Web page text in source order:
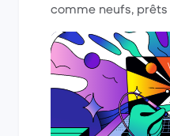
comme neufs, prêts